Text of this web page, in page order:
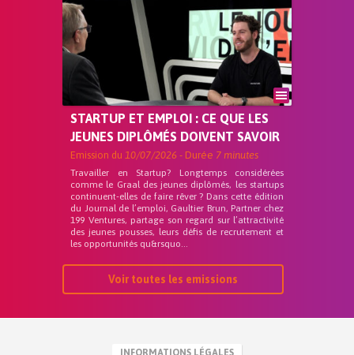
STARTUP ET EMPLOI : CE QUE LES
JEUNES DIPLÔMÉS DOIVENT SAVOIR
Emission du 10/07/2026 - Durée 7 minutes
Travailler en Startup? Longtemps considérées
comme le Graal des jeunes diplômés, les startups
continuent-elles de faire rêver ? Dans cette édition
du Journal de l’emploi, Gaultier Brun, Partner chez
199 Ventures, partage son regard sur l’attractivité
des jeunes pousses, leurs défis de recrutement et
les opportunités qu&rsquo...
Voir toutes les emissions
INFORMATIONS LÉGALES